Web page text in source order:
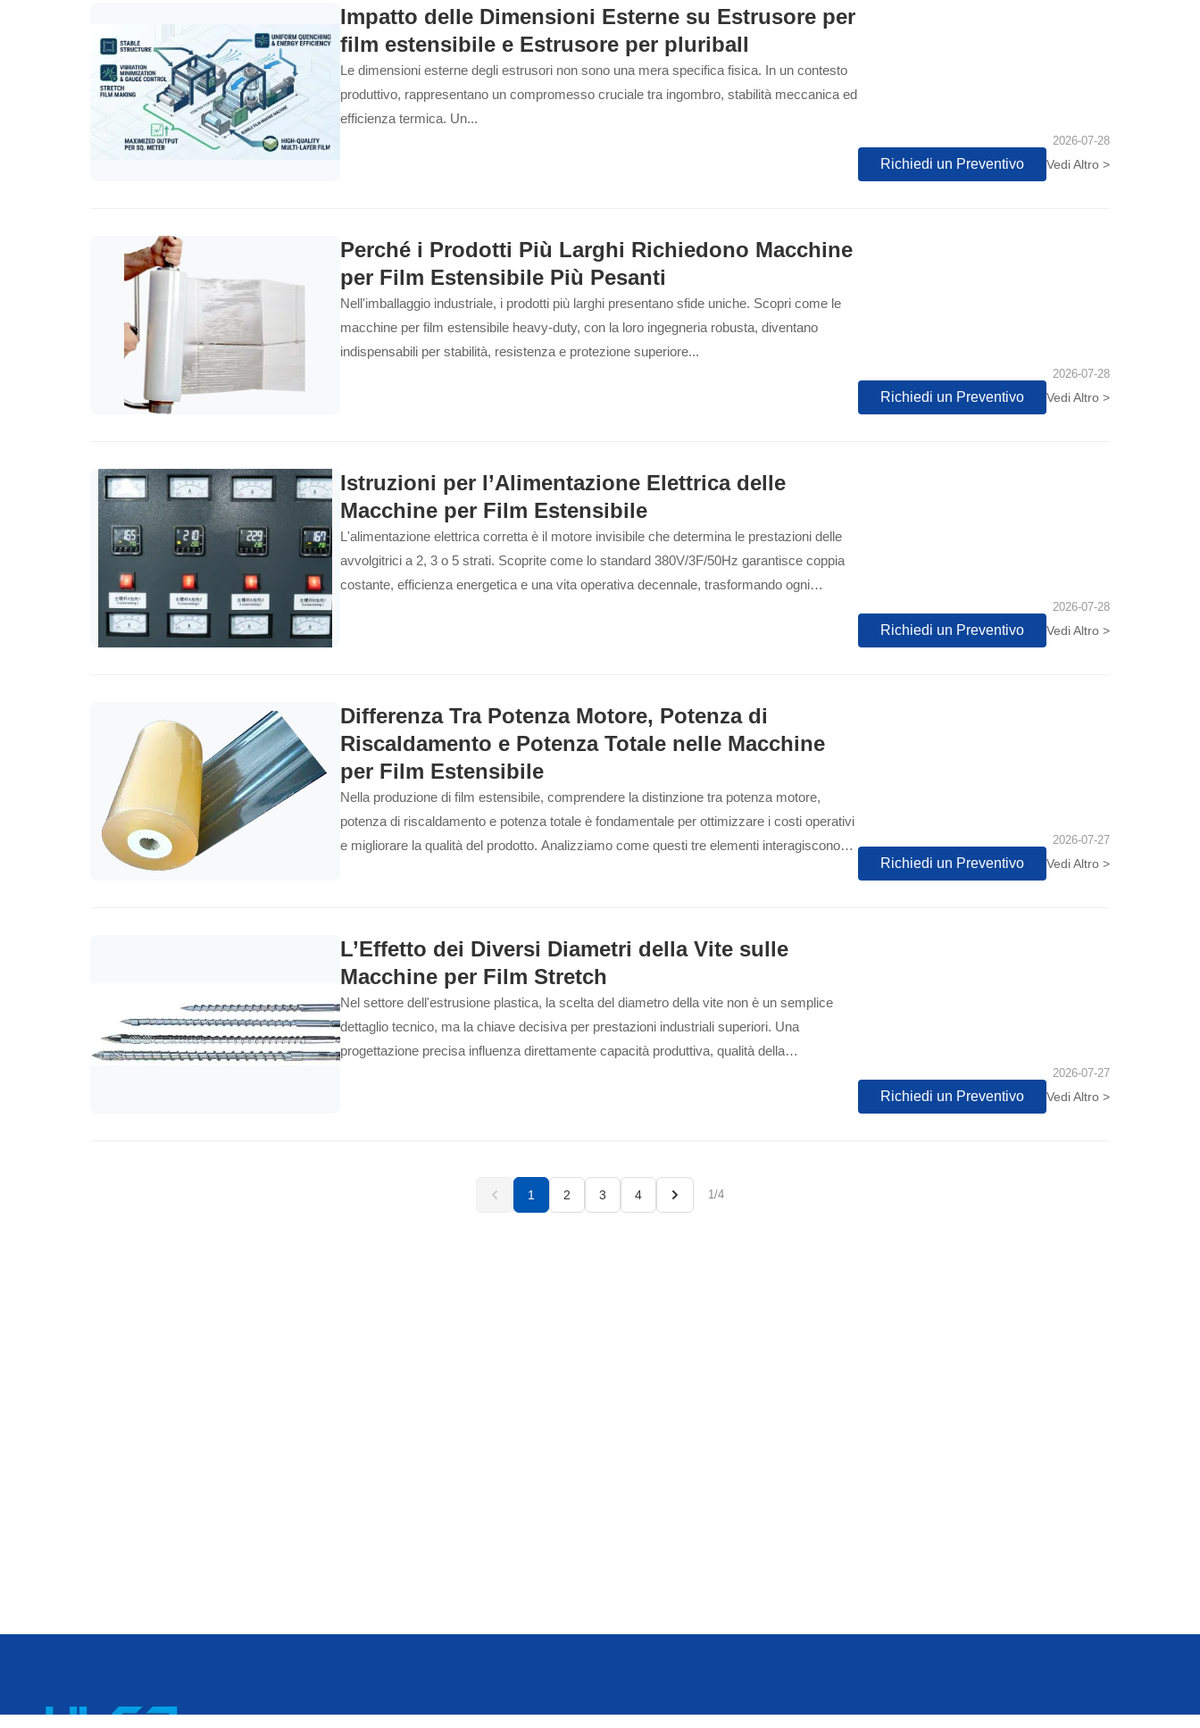
Impatto delle Dimensioni Esterne su Estrusore per
film estensibile e Estrusore per pluriball
Le dimensioni esterne degli estrusori non sono una mera specifica fisica. In un contesto
produttivo, rappresentano un compromesso cruciale tra ingombro, stabilità meccanica ed
efficienza termica. Un...
2026-07-28
Richiedi un Preventivo Vedi Altro >
Perché i Prodotti Più Larghi Richiedono Macchine
per Film Estensibile Più Pesanti
Nell'imballaggio industriale, i prodotti più larghi presentano sfide uniche. Scopri come le
macchine per film estensibile heavy-duty, con la loro ingegneria robusta, diventano
indispensabili per stabilità, resistenza e protezione superiore...
2026-07-28
Richiedi un Preventivo Vedi Altro >
Istruzioni per l’Alimentazione Elettrica delle
Macchine per Film Estensibile
L'alimentazione elettrica corretta è il motore invisibile che determina le prestazioni delle
avvolgitrici a 2, 3 o 5 strati. Scoprite come lo standard 380V/3F/50Hz garantisce coppia
costante, efficienza energetica e una vita operativa decennale, trasformando ogni
2026-07-28
Richiedi un Preventivo Vedi Altro >
Differenza Tra Potenza Motore, Potenza di
Riscaldamento e Potenza Totale nelle Macchine
per Film Estensibile
Nella produzione di film estensibile, comprendere la distinzione tra potenza motore,
potenza di riscaldamento e potenza totale è fondamentale per ottimizzare i costi operativi
e migliorare la qualità del prodotto. Analizziamo come questi tre elementi interagiscono
2026-07-27
Richiedi un Preventivo Vedi Altro >
L’Effetto dei Diversi Diametri della Vite sulle
Macchine per Film Stretch
Nel settore dell'estrusione plastica, la scelta del diametro della vite non è un semplice
dettaglio tecnico, ma la chiave decisiva per prestazioni industriali superiori. Una
progettazione precisa influenza direttamente capacità produttiva, qualità della
2026-07-27
Richiedi un Preventivo Vedi Altro >
1 2 3 4 1/4